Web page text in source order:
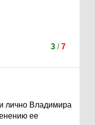
3/ 7
лично Владимира
ее